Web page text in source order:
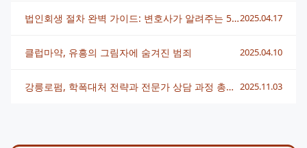
법인회생 절차 완벽 가이드: 변호사가 알려주는 5단계2025.04.17
클럽마약, 유흥의 그림자에 숨겨진 범죄 2025.04.10
강릉로펌, 학폭대처 전략과 전문가 상담 과정 총정리 2025.11.03